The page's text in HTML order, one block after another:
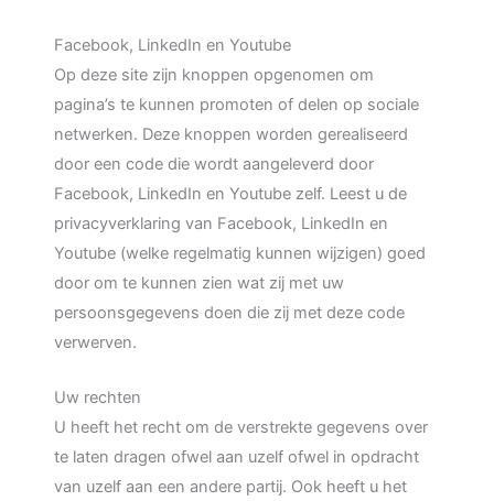
Facebook, LinkedIn en Youtube
Op deze site zijn knoppen opgenomen om
pagina’s te kunnen promoten of delen op sociale
netwerken. Deze knoppen worden gerealiseerd
door een code die wordt aangeleverd door
Facebook, LinkedIn en Youtube zelf. Leest u de
privacyverklaring van Facebook, LinkedIn en
Youtube (welke regelmatig kunnen wijzigen) goed
door om te kunnen zien wat zij met uw
persoonsgegevens doen die zij met deze code
verwerven.
Uw rechten
U heeft het recht om de verstrekte gegevens over
te laten dragen ofwel aan uzelf ofwel in opdracht
van uzelf aan een andere partij. Ook heeft u het